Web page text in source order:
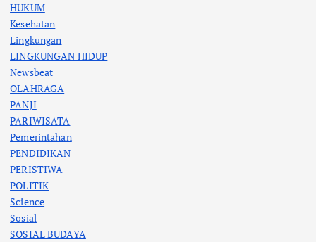
HUKUM
Kesehatan
Lingkungan
LINGKUNGAN HIDUP
Newsbeat
OLAHRAGA
PANJI
PARIWISATA
Pemerintahan
PENDIDIKAN
PERISTIWA
POLITIK
Science
Sosial
SOSIAL BUDAYA